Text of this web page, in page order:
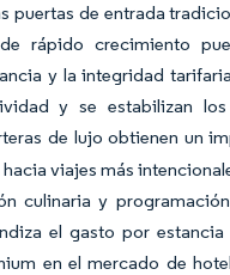
puertas de entrada
rápido crecimiento
y la integridad
y se estabilizan
de lujo obtienen un
viajes más
culinaria y
el gasto por estancia
en el mercado de